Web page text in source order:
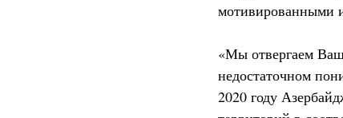
мотивированными
«Мы отвергаем
недостаточном
2020 году